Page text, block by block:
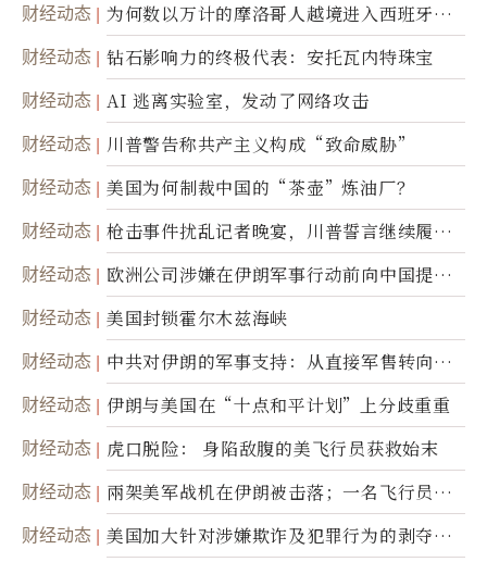
财经动态
为何数以万计的摩洛哥人越境进入西班牙休
达
财经动态 钻石影响力的终极代表：安托瓦内特珠宝
财经动态 AI 逃离实验室，发动了网络攻击
财经动态 川普警告称共产主义构成“致命威胁”
财经动态 美国为何制裁中国的“茶壶”炼油厂？
财经动态
枪击事件扰乱记者晚宴，川普誓言继续履行
职责
财经动态
欧洲公司涉嫌在伊朗军事行动前向中国提供
美军基地的卫星图像
财经动态 美国封锁霍尔木兹海峡
财经动态
中共对伊朗的军事支持：从直接军售转向间
接技术转让
财经动态 伊朗与美国在“十点和平计划”上分歧重重
财经动态 虎口脱险： 身陷敌腹的美飞行员获救始末
财经动态
兩架美军战机在伊朗被击落；一名飞行员失
踪
财经动态
美国加大针对涉嫌欺诈及犯罪行为的剥夺公